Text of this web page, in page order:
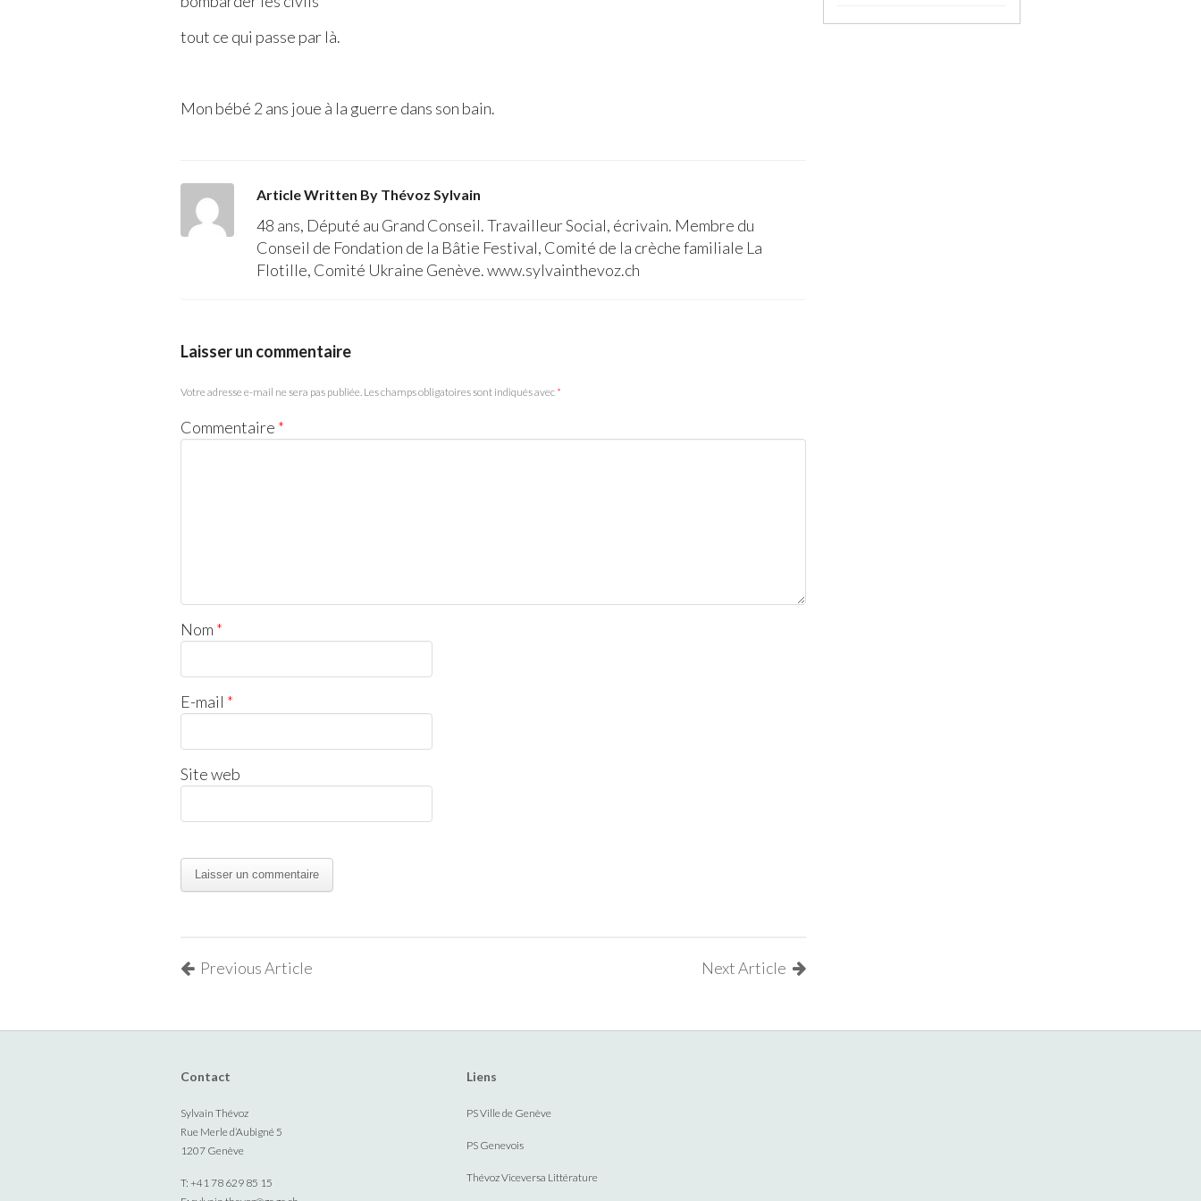
tout ce qui passe par là.
Mon bébé 2 ans joue à la guerre dans son bain.
Article Written By Thévoz Sylvain
48 ans, Député au Grand Conseil. Travailleur Social, écrivain. Membre du
Conseil de Fondation de la Bâtie Festival, Comité de la crèche familiale La
Flotille, Comité Ukraine Genève. www.sylvainthevoz.ch
Laisser un commentaire
Votre adresse e-mail ne sera pas publiée. Les champs obligatoires sont indiqués avec *
Commentaire *
Nom *
E-mail *
Site web
Previous Article Next Article
Contact
Sylvain Thévoz
Rue Merle d’Aubigné 5
1207 Genève
T: +41 78 629 85 15
Liens
PS Ville de Genève
PS Genevois
Thévoz Viceversa Littérature